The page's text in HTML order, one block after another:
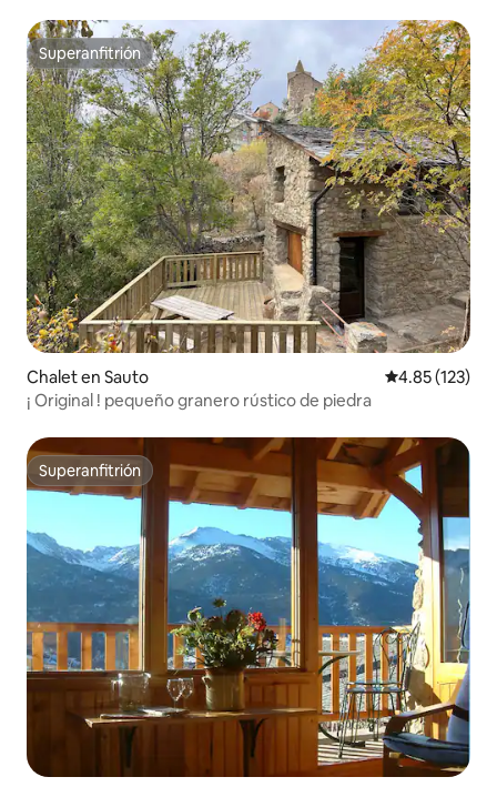
Superanfitrión
Superanfitrión
Chalet en Sauto Calificación
4.85 (123)
¡ Original ! pequeño granero rústico de piedra
Superanfitrión
Superanfitrión